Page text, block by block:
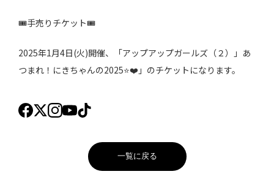
🎟️手売りチケット🎟️
2025年1月4日(火)開催、「アップアップガールズ（２）」あ
つまれ！にきちゃんの2025⭐️❤️」のチケットになります。
一覧に戻る